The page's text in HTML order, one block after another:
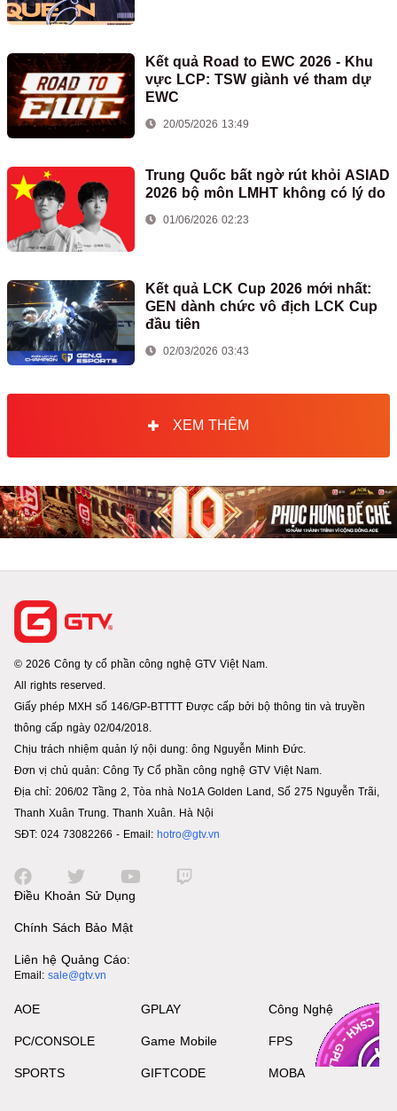
Kết quả Road to EWC 2026 - Khu
vực LCP: TSW giành vé tham dự
EWC
20/05/2026 13:49
Trung Quốc bất ngờ rút khỏi ASIAD
2026 bộ môn LMHT không có lý do
01/06/2026 02:23
Kết quả LCK Cup 2026 mới nhất:
GEN dành chức vô địch LCK Cup
đầu tiên
02/03/2026 03:43
XEM THÊM
© 2026 Công ty cổ phần công nghệ GTV Việt Nam.
All rights reserved.
Giấy phép MXH số 146/GP-BTTTT Được cấp bởi bộ thông tin và truyền
thông cấp ngày 02/04/2018.
Chịu trách nhiệm quản lý nội dung: ông Nguyễn Minh Đức.
Đơn vị chủ quản: Công Ty Cổ phần công nghệ GTV Việt Nam.
Địa chỉ: 206/02 Tầng 2, Tòa nhà No1A Golden Land, Số 275 Nguyễn Trãi,
Thanh Xuân Trung. Thanh Xuân. Hà Nội
SĐT: 024 73082266 - Email: hotro@gtv.vn
Điều Khoản Sử Dụng
Chính Sách Bảo Mật
Liên hệ Quảng Cáo:
Email: sale@gtv.vn
AOE
PC/CONSOLE
SPORTS
GPLAY
Game Mobile
GIFTCODE
Công Nghệ
FPS
MOBA